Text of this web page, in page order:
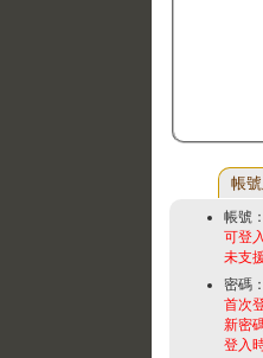
帳
帳號
可登入
未支
密碼：
首次
新密
登入